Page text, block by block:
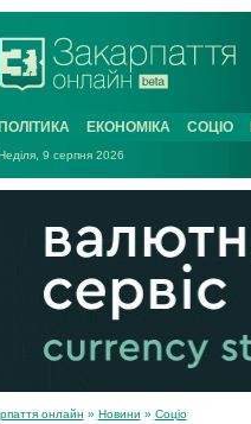
ПОЛІТИКА ЕКОНОМІКА СОЦІО
9 серпня 2026
онлайн » Новини » Соціо